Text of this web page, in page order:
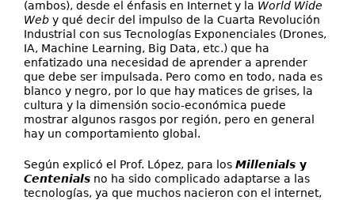
(ambos), desde el énfasis en Internet y la World Wide
Web y qué decir del impulso de la Cuarta Revolución
Industrial con sus Tecnologías Exponenciales (Drones,
IA, Machine Learning, Big Data, etc.) que ha
enfatizado una necesidad de aprender a aprender
que debe ser impulsada. Pero como en todo, nada es
blanco y negro, por lo que hay matices de grises, la
cultura y la dimensión socio-económica puede
mostrar algunos rasgos por región, pero en general
hay un comportamiento global.
Según explicó el Prof. López, para los Millenials y
Centenials no ha sido complicado adaptarse a las
tecnologías, ya que muchos nacieron con el internet,